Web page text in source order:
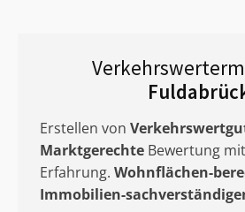
Erstellen von
Marktgerechte Bewertung
Erfahrung. Wohnflächen-
Immobilien-